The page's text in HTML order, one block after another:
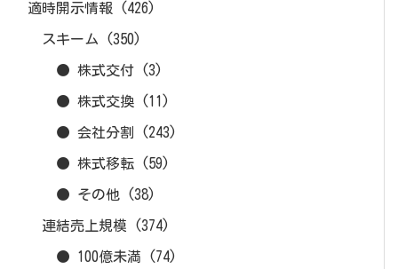
適時開示情報 (426)
スキーム (350)
● 株式交付 (3)
● 株式交換 (11)
● 会社分割 (243)
● 株式移転 (59)
● その他 (38)
連結売上規模 (374)
● 100億未満 (74)